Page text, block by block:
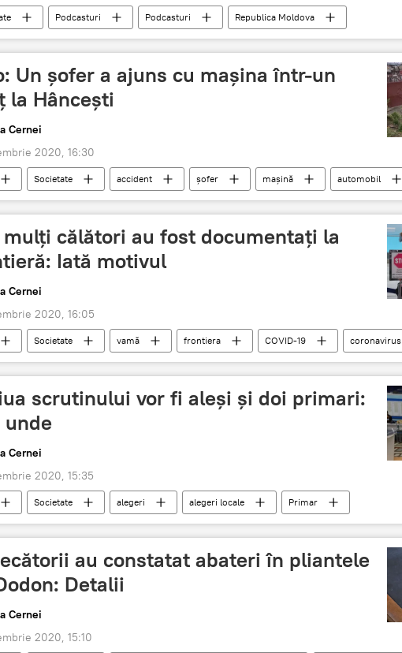
Podcasturi Podcasturi Republica Moldova
Un șofer a ajuns cu mașina într-un
la Hâncești
Cernei
2020, 16:30
Societate accident șofer mașină automobil
mulți călători au fost documentați la
Iată motivul
Cernei
2020, 16:05
Societate vamă frontiera COVID-19 coronavirus
scrutinului vor fi aleși și doi primari:
unde
Cernei
2020, 15:35
Societate alegeri alegeri locale Primar
au constatat abateri în pliantele
Detalii
Cernei
2020, 15:10